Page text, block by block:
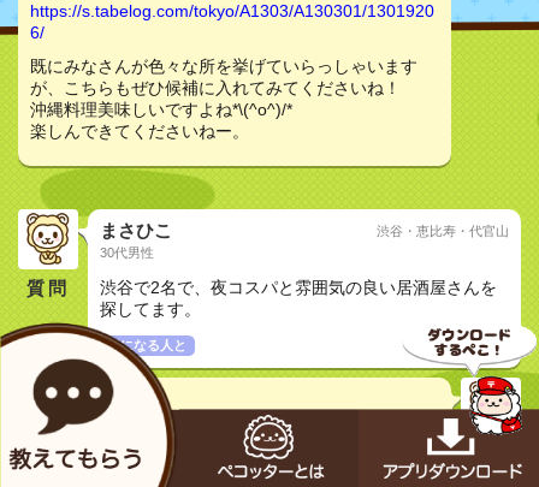
https://s.tabelog.com/tokyo/A1303/A130301/1301920
6/
既にみなさんが色々な所を挙げていらっしゃいます
が、こちらもぜひ候補に入れてみてくださいね！
沖縄料理美味しいですよね*\(^o^)/*
楽しんできてくださいねー。
質問
まさひこ
30代男性
渋谷・恵比寿・代官山
渋谷で2名で、夜コスパと雰囲気の良い居酒屋さんを
探してます。
気になる人と
オズワルド
30代非公開
てやん亭” 渋谷店 （てやんでい） - 渋谷/居酒屋 [食べ